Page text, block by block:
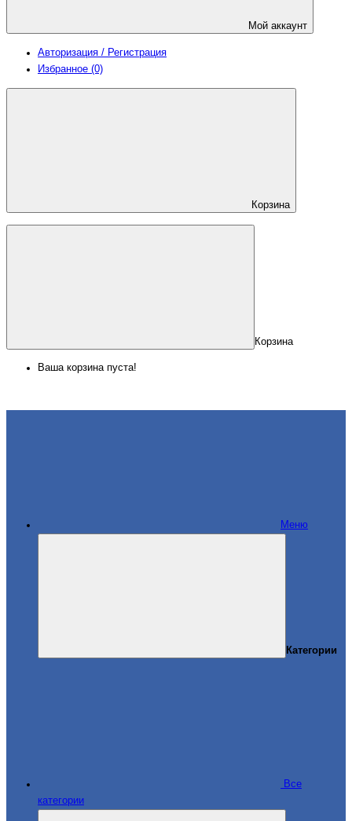
Мой аккаунт
Авторизация / Регистрация
Избранное (0)
Корзина
Корзина
Ваша корзина пуста!
Меню
Категории
Все
категории